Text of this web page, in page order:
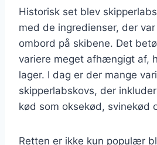
Historisk set blev
med de ingredienser, der
ombord på skibene. Det
variere meget afhængigt af,
lager. I dag er der mange
skipperlabskovs, der
kød som oksekød, svinekød
Retten er ikke kun populær